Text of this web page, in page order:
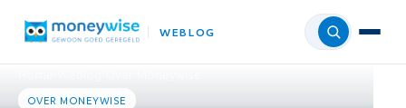
WEBLOG Menu
OVER MONEYWISE